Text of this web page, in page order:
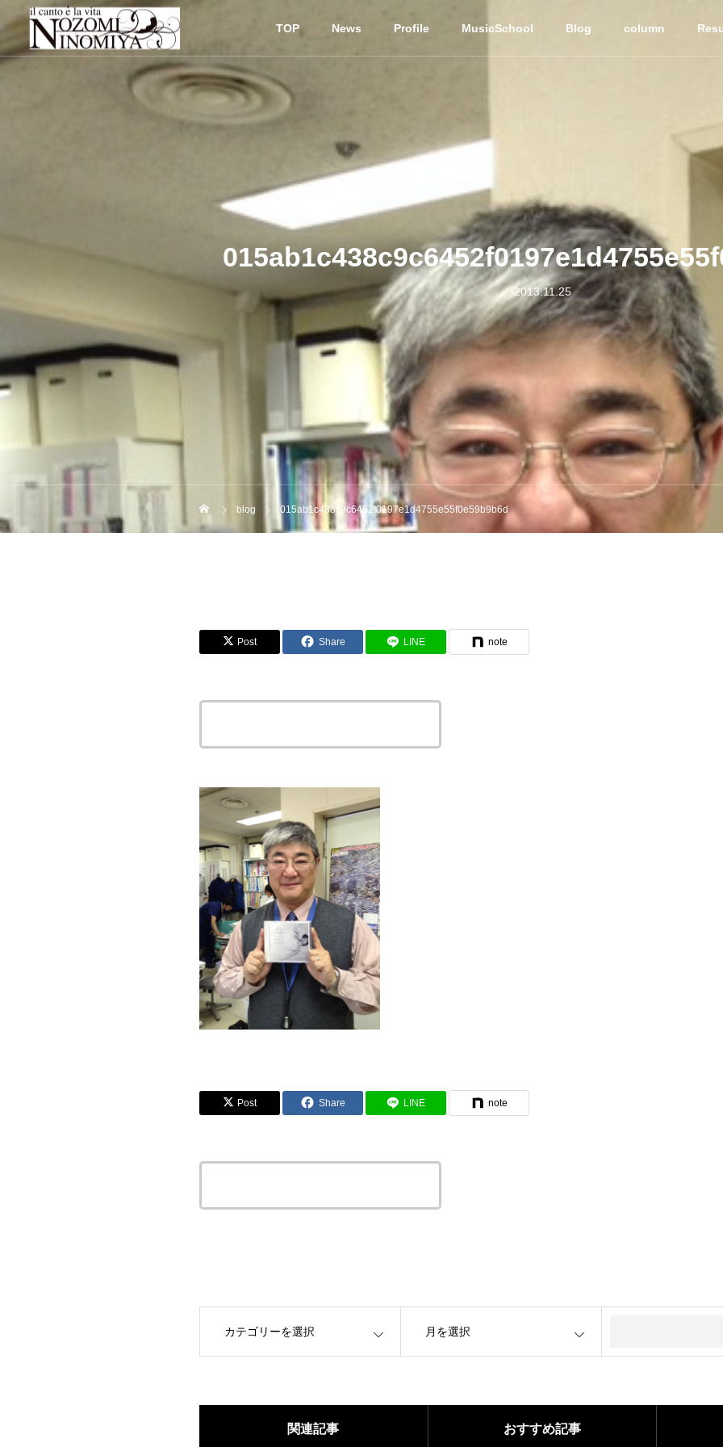
TOP News Profile MusicSchool Blog column
2013.11.25
blog 015ab1c438c9c6452f0197e1d4755e55f0e59b9b6d
Post Share LINE note
Post Share LINE note
関連記事 おすすめ記事